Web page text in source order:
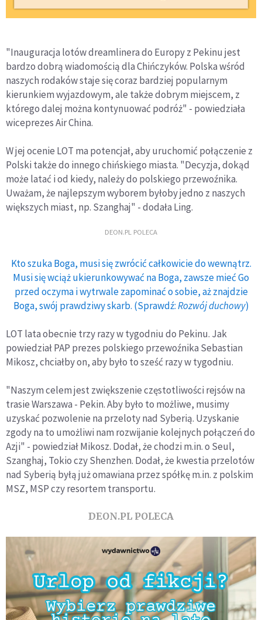
"Inauguracja lotów dreamlinera do Europy z Pekinu jest
bardzo dobrą wiadomością dla Chińczyków. Polska wśród
naszych rodaków staje się coraz bardziej popularnym
kierunkiem wyjazdowym, ale także dobrym miejscem, z
którego dalej można kontynuować podróż" - powiedziała
wiceprezes Air China.
W jej ocenie LOT ma potencjał, aby uruchomić połączenie z
Polski także do innego chińskiego miasta. "Decyzja, dokąd
może latać i od kiedy, należy do polskiego przewoźnika.
Uważam, że najlepszym wyborem byłoby jedno z naszych
większych miast, np. Szanghaj" - dodała Ling.
DEON.PL POLECA
Kto szuka Boga, musi się zwrócić całkowicie do wewnątrz.
Musi się wciąż ukierunkowywać na Boga, zawsze mieć Go
przed oczyma i wytrwale zapominać o sobie, aż znajdzie
Boga, swój prawdziwy skarb. (Sprawdź:Rozwój duchowy)
LOT lata obecnie trzy razy w tygodniu do Pekinu. Jak
powiedział PAP prezes polskiego przewoźnika Sebastian
Mikosz, chciałby on, aby było to sześć razy w tygodniu.
"Naszym celem jest zwiększenie częstotliwości rejsów na
trasie Warszawa - Pekin. Aby było to możliwe, musimy
uzyskać pozwolenie na przeloty nad Syberią. Uzyskanie
zgody na to umożliwi nam rozwijanie kolejnych połączeń do
Azji" - powiedział Mikosz. Dodał, że chodzi m.in. o Seul,
Szanghaj, Tokio czy Shenzhen. Dodał, że kwestia przelotów
nad Syberią byłą już omawiana przez spółkę m.in. z polskim
MSZ, MSP czy resortem transportu.
DEON.PL POLECA